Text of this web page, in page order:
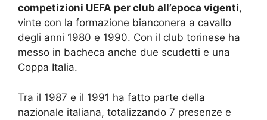
competizioni UEFA per club all’epoca vigenti,
vinte con la formazione bianconera a cavallo
degli anni 1980 e 1990. Con il club torinese ha
messo in bacheca anche due scudetti e una
Coppa Italia.
Tra il 1987 e il 1991 ha fatto parte della
nazionale italiana, totalizzando 7 presenze e